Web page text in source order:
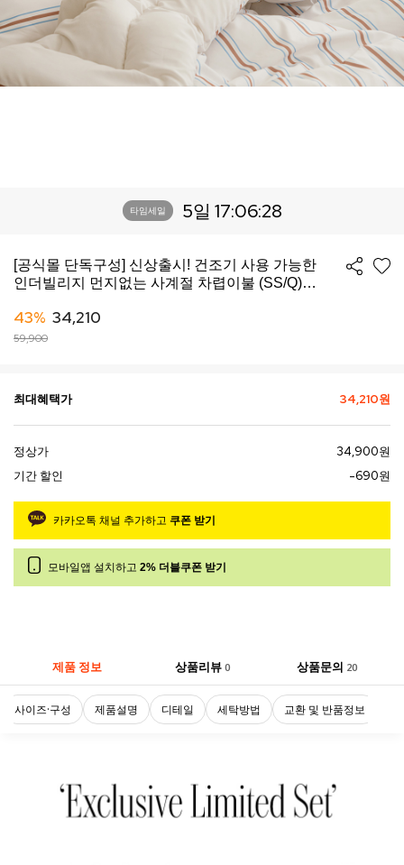
타임세일 5일 17:06:26
[공식몰 단독구성] 신상출시! 건조기 사용 가능한
인더빌리지 먼지없는 사계절 차렵이불 (SS/Q)
43% 34,210
59,900
최대혜택가 34,210원
정상가
34,900원
기간 할인
-690원
카카오톡 채널 추가하고 쿠폰 받기
모바일앱 설치하고 2% 더블쿠폰 받기
제품 정보 상품리뷰 0 상품문의 20
사이즈·구성 제품설명 디테일 세탁방법 교환 및 반품정보